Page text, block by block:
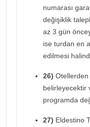
numarası
değişiklik
az 3 gün
ise turdan en
edilmesi
26)
belirleyecektir
programda
27) Eldestino